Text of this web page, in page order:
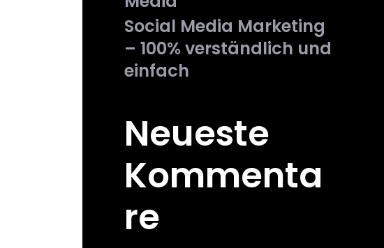
Social Media Marketing
– 100% verständlich und
einfach
Neueste
Kommenta
re